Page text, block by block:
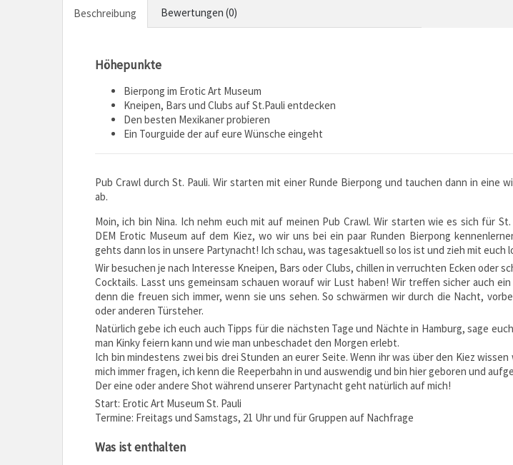
Beschreibung Bewertungen (0)
Höhepunkte
Bierpong im Erotic Art Museum
Kneipen, Bars und Clubs auf St.Pauli entdecken
Den besten Mexikaner probieren
Ein Tourguide der auf eure Wünsche eingeht
Pub Crawl durch St. Pauli. Wir starten mit einer Runde Bierpong und tauchen dann in eine
ab.
Moin, ich bin Nina. Ich nehm euch mit auf meinen Pub Crawl. Wir starten wie es sich für
DEM Erotic Museum auf dem Kiez, wo wir uns bei ein paar Runden Bierpong
gehts dann los in unsere Partynacht! Ich schau, was tagesaktuell so los ist und zieh mit euch
Wir besuchen je nach Interesse Kneipen, Bars oder Clubs, chillen in verruchten Ecken oder
Cocktails. Lasst uns gemeinsam schauen worauf wir Lust haben! Wir treffen sicher auch ein
denn die freuen sich immer, wenn sie uns sehen. So schwärmen wir durch die Nacht,
oder anderen Türsteher.
Natürlich gebe ich euch auch Tipps für die nächsten Tage und Nächte in Hamburg, sage
man Kinky feiern kann und wie man unbeschadet den Morgen erlebt.
Ich bin mindestens zwei bis drei Stunden an eurer Seite. Wenn ihr was über den Kiez
mich immer fragen, ich kenn die Reeperbahn in und auswendig und bin hier geboren und
Der eine oder andere Shot während unserer Partynacht geht natürlich auf mich!
Start: Erotic Art Museum St. Pauli
Termine: Freitags und Samstags, 21 Uhr und für Gruppen auf Nachfrage
Was ist enthalten